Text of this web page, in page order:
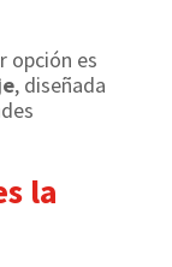
opción es
, diseñada
la